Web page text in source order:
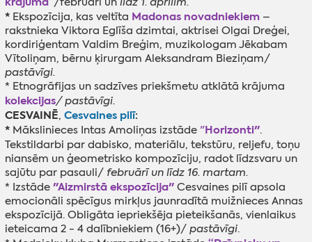
* Ekspozīcija, kas veltīta Madonas novadniekiem–
rakstnieka Viktora Eglīša dzimtai, aktrisei Olgai Dreģei,
kordiriģentam Valdim Breģim, muzikologam Jēkabam
Vītoliņam, bērnu ķirurgam Aleksandram Bieziņam/
pastāvīgi.
* Etnogrāfijas un sadzīves priekšmetu atklātā krājuma
kolekcijas/ pastāvīgi.
CESVAINĒ, Cesvaines pilī:
* Mākslinieces Intas Amoliņas izstāde "Horizonti".
Tekstildarbi par dabisko, materiālu, tekstūru, reljefu, toņu
niansēm un ģeometrisko kompozīciju, radot līdzsvaru un
sajūtu par pasauli/ februārī un līdz 16. martam.
* Izstāde "Aizmirstā ekspozīcija"Cesvaines pilī apsola
emocionāli spēcīgus mirkļus jaunradītā muižnieces Annas
ekspozīcijā. Obligāta iepriekšēja pieteikšanās, vienlaikus
ieteicama 2 - 4 dalībniekiem (16+)/ pastāvīgi.